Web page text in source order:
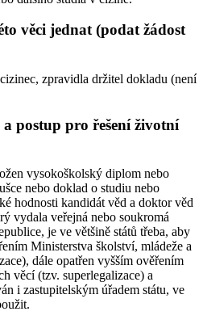
věci jednat (podat žádost
zpravidla držitel dokladu (není
postup pro řešení životní
vysokoškolský diplom nebo
nebo doklad o studiu nebo
hodnosti kandidát věd a doktor věd
vydala veřejná nebo soukromá
je ve většině států třeba, aby
Ministerstva školství, mládeže a
dále opatřen vyšším ověřením
věcí (tzv. superlegalizace) a
i zastupitelským úřadem státu, ve